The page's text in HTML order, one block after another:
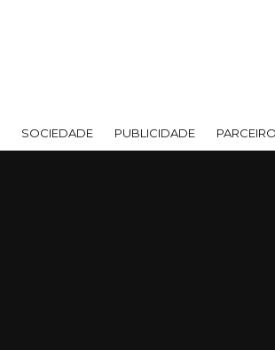
SOCIEDADE PUBLICIDADE